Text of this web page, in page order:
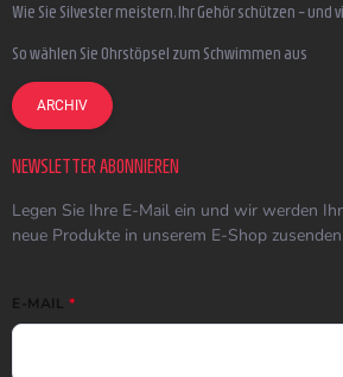
Wie Sie Silvester meistern, Ihr Gehör schützen – und
So wählen Sie Ohrstöpsel zum Schwimmen aus
ARCHIV
NEWSLETTER ABONNIEREN
Legen Sie Ihre E-Mail ein und wir werden
neue Produkte in unserem E-Shop
E-MAIL